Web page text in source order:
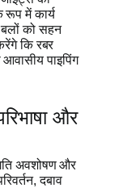
उद्धरण
में कार्य
को सहन
कि रबर
पाइपिंग
और
अवशोषण और
दबाव